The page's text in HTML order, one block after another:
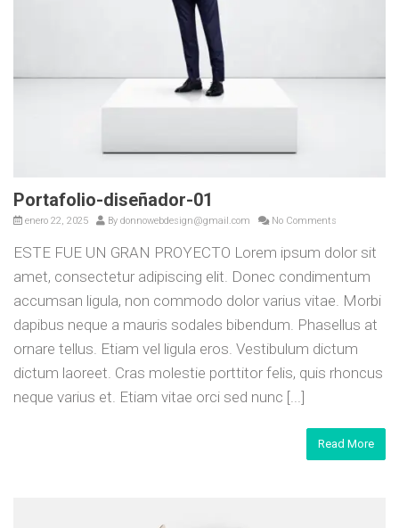
Portafolio-diseñador-01
enero 22, 2025 By donnowebdesign@gmail.com No Comments
ESTE FUE UN GRAN PROYECTO Lorem ipsum dolor sit
amet, consectetur adipiscing elit. Donec condimentum
accumsan ligula, non commodo dolor varius vitae. Morbi
dapibus neque a mauris sodales bibendum. Phasellus at
ornare tellus. Etiam vel ligula eros. Vestibulum dictum
dictum laoreet. Cras molestie porttitor felis, quis rhoncus
neque varius et. Etiam vitae orci sed nunc [...]
Read More